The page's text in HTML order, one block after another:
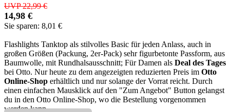
UVP 22,99 €
14,98 €
Sie sparen: 8,01 €
Flashlights Tanktop als stilvolles Basic für jeden Anlass, auch in
großen Größen (Packung, 2er-Pack) sehr figurbetonte Passform, aus
Baumwolle, mit Rundhalsausschnitt; Für Damen als Deal des Tages
bei Otto. Nur heute zu dem angezeigten reduzierten Preis im Otto
Online-Shop erhältlich und nur solange der Vorrat reicht. Durch
einen einfachen Mausklick auf den "Zum Angebot" Button gelangst
du in den Otto Online-Shop, wo die Bestellung vorgenommen
werden kann.